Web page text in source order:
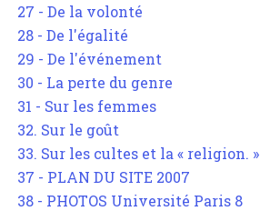
27 - De la volonté
28 - De l'égalité
29 - De l'événement
30 - La perte du genre
31 - Sur les femmes
32. Sur le goût
33. Sur les cultes et la « religion. »
37 - PLAN DU SITE 2007
38 - PHOTOS Université Paris 8